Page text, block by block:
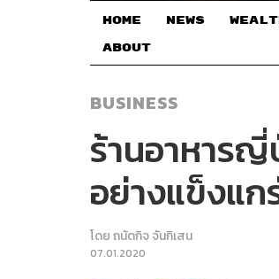
HOME NEWS
ABOUT
BUSINESS
ร้านอาหารญี่
อย่างแข็งแก
โดยถนัดกิจ จันกิเสน
07.01.2020